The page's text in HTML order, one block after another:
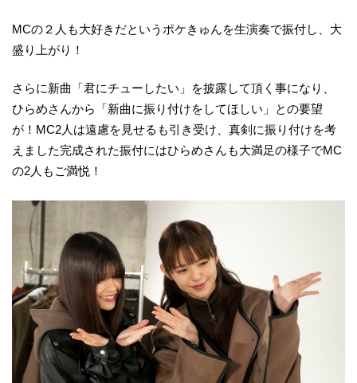
MCの２人も大好きだというポケきゅんを生演奏で振付し、大
盛り上がり！
さらに新曲「君にチューしたい」を披露して頂く事になり、
ひらめさんから「新曲に振り付けをしてほしい」との要望
が！MC2人は遠慮を見せるも引き受け、真剣に振り付けを考
えました完成された振付にはひらめさんも大満足の様子でMC
の2人もご満悦！